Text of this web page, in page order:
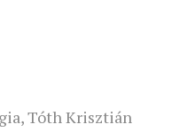
,Tóth Krisztián